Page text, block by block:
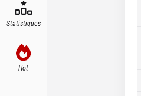
Statistiques
Hot